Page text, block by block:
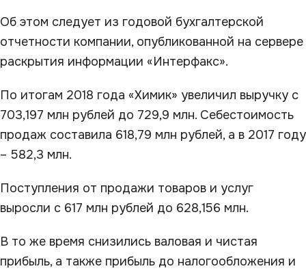
Об этом следует из годовой бухгалтерской
отчетности компании, опубликованной на сервере
раскрытия информации «Интерфакс».
По итогам 2018 года «Химик» увеличил выручку с
703,197 млн рублей до 729,9 млн. Себестоимость
продаж составила 618,79 млн рублей, а в 2017 году
– 582,3 млн.
Поступления от продажи товаров и услуг
выросли с 617 млн рублей до 628,156 млн.
В то же время снизились валовая и чистая
прибыль, а также прибыль до налогообложения и